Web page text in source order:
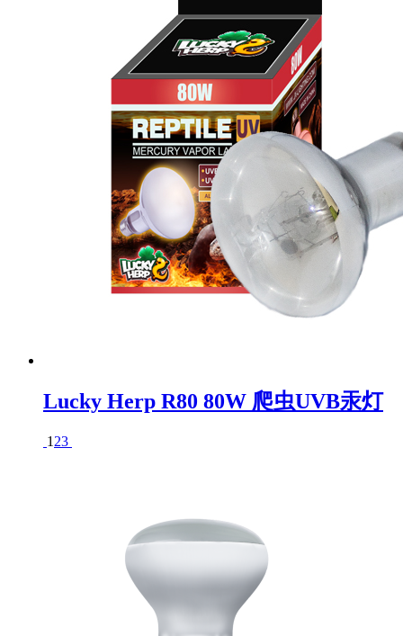
Lucky Herp R80 80W 爬虫UVB汞灯
1 23